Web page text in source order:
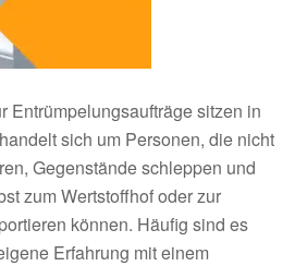
Entrümpelungsaufträge sitzen in
sich um Personen, die nicht
Gegenstände schleppen und
zum Wertstoffhof oder zur
können. Häufig sind es
Erfahrung mit einem